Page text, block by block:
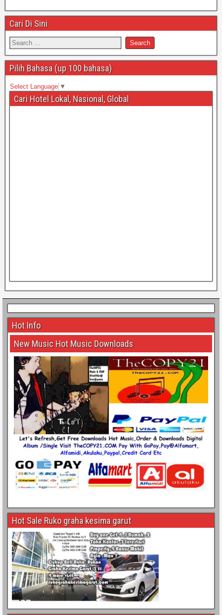
Cari Di Sini
Pilih Bahasa (up 100 bahasa)
Select Language ▼
Cari Hotel Lokal, Nasional, Global
Hot Info
New Music Hot Music Downloads
Hot Sale Ruko graha kesima garut